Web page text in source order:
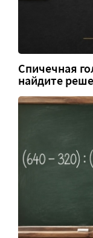
Спичечная
найдите